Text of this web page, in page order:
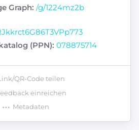
Graph: /g/1224mz2b
(PPN): 078875714
QR-Code teilen
einreichen
Metadaten